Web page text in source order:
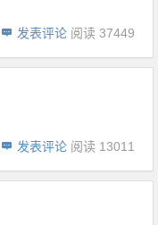
发表评论 阅读 37449
发表评论 阅读 13011